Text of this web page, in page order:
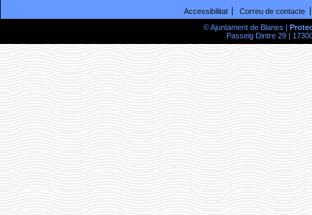
Accessibilitat
Correu de contacte
© Ajuntament de Blanes |
Passeig Dintre 29 |